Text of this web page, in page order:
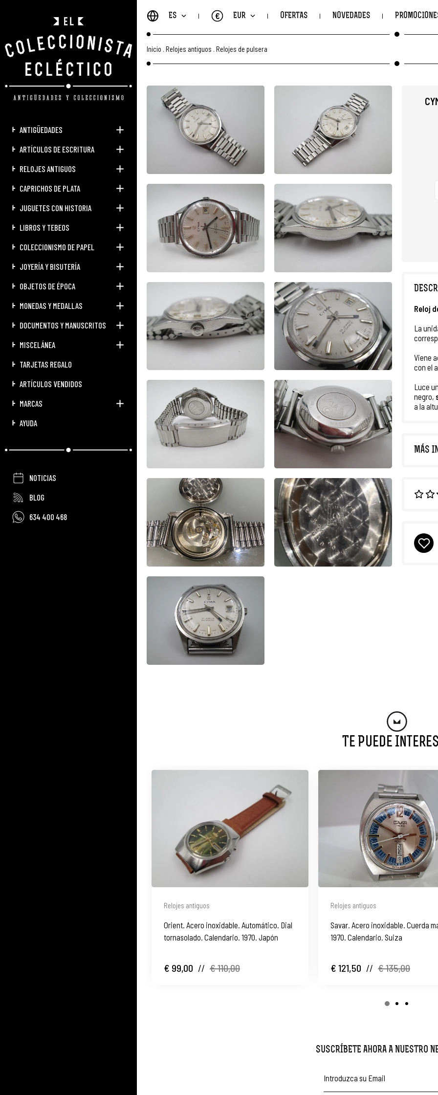
ANTIGÜEDADES
ARTÍCULOS DE ESCRITURA
RELOJES ANTIGUOS
CAPRICHOS DE PLATA
JUGUETES CON HISTORIA
LIBROS Y TEBEOS
COLECCIONISMO DE PAPEL
JOYERÍA Y BISUTERÍA
OBJETOS DE ÉPOCA
MONEDAS Y MEDALLAS
DOCUMENTOS Y MANUSCRITOS
MISCELÁNEA
TARJETAS REGALO
ARTÍCULOS VENDIDOS
MARCAS
AYUDA
NOTICIAS
BLOG
634 400 468
ES EUR
€ OFERTAS NOVEDADES
Inicio Relojes antiguos Relojes de pulsera
Reloj
La
Viene
con el
Luce
negro,
a la
MÁS
Te Puede
Relojes antiguos
Orient. Acero inoxidable. Automático. Dial
tornasolado. Calendario. 1970. Japón
€ 99,00 // € 110,00
Relojes antiguos
Savar. Acero inoxidable. Cuerda
1970. Calendario. Suiza
€ 121,50 // € 135,00
SUSCRÍBETE AHORA A NUESTRO